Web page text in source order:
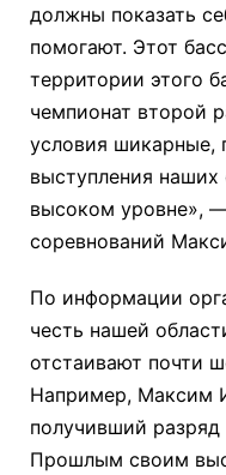
должны показать
помогают. Этот
территории этого
чемпионат второй
условия шикарные,
выступления наших
высоком уровне»,
соревнований
По информации
честь нашей
отстаивают почти
Например, Максим
получивший разряд
Прошлым своим